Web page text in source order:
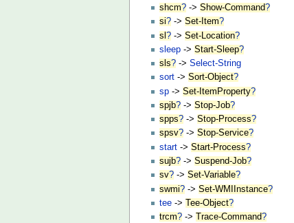
shcm? ->Show-Command?
si? ->Set-Item?
sl? ->Set-Location?
sleep ->Start-Sleep?
sls? ->Select-String
sort ->Sort-Object?
sp ->Set-ItemProperty?
spjb? ->Stop-Job?
spps? ->Stop-Process?
spsv? ->Stop-Service?
start ->Start-Process?
sujb? ->Suspend-Job?
sv? ->Set-Variable?
swmi? ->Set-WMIInstance?
tee ->Tee-Object?
trcm? -> Trace-Command?